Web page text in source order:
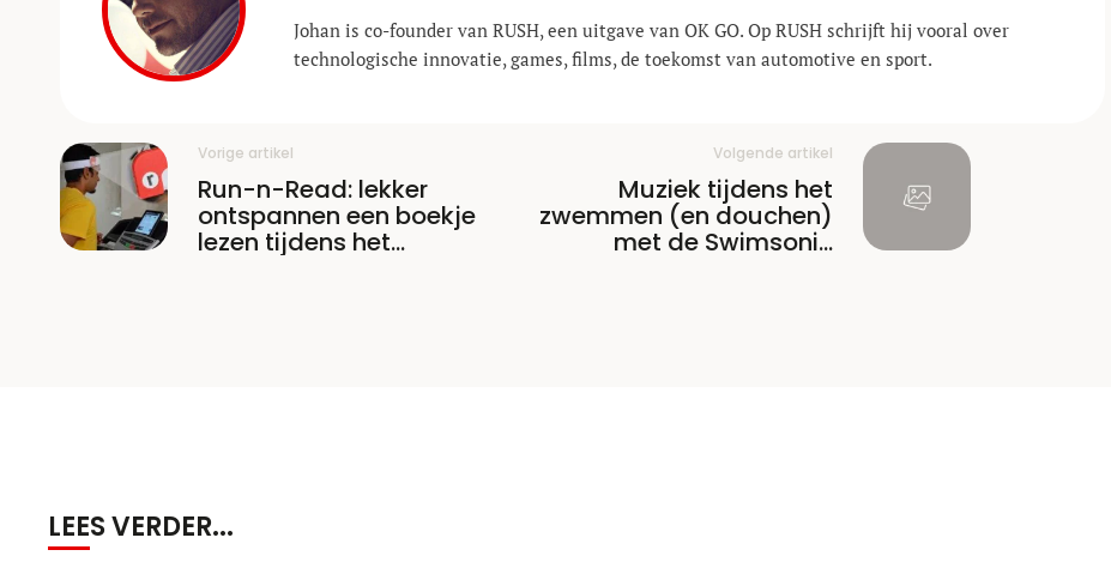
Johan is co-founder van RUSH, een uitgave van OK GO. Op RUSH schrijft hij vooral over
technologische innovatie, games, films, de toekomst van automotive en sport.
Vorige artikel
Run-n-Read: lekker
ontspannen een boekje
lezen tijdens het
Volgende artikel
Muziek tijdens het
zwemmen (en douchen)
met de Swimsonic
LEES VERDER...